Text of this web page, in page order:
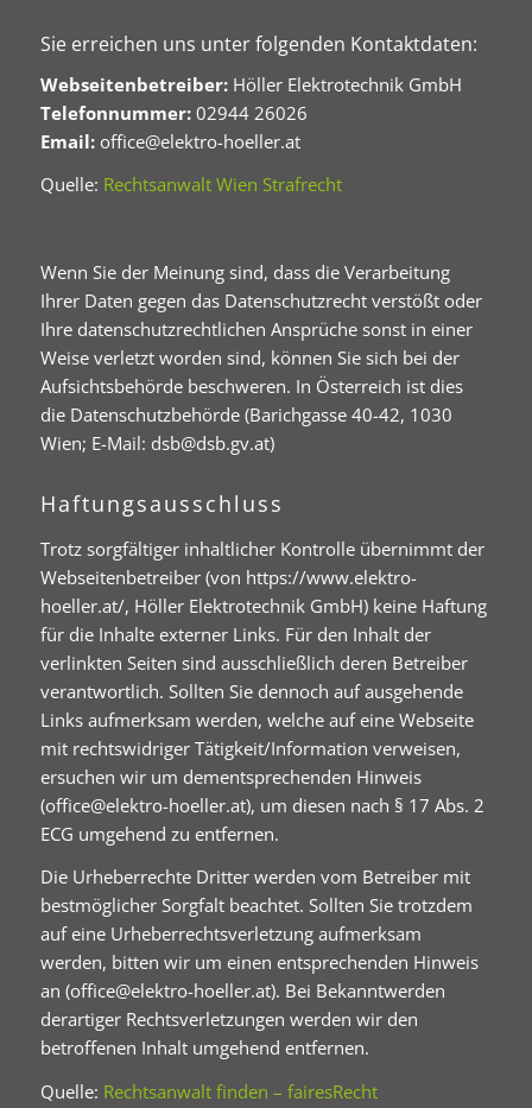
Sie erreichen uns unter folgenden Kontaktdaten:
Webseitenbetreiber:Höller Elektrotechnik GmbH
Telefonnummer:02944 26026
Email:office@elektro-hoeller.at
Quelle: Rechtsanwalt Wien Strafrecht
Wenn Sie der Meinung sind, dass die Verarbeitung
Ihrer Daten gegen das Datenschutzrecht verstößt oder
Ihre datenschutzrechtlichen Ansprüche sonst in einer
Weise verletzt worden sind, können Sie sich bei der
Aufsichtsbehörde beschweren. In Österreich ist dies
die Datenschutzbehörde (Barichgasse 40-42, 1030
Wien; E-Mail: dsb@dsb.gv.at)
Haftungsausschluss
Trotz sorgfältiger inhaltlicher Kontrolle übernimmt der
Webseitenbetreiber (von https://www.elektro-
hoeller.at/, Höller Elektrotechnik GmbH) keine Haftung
für die Inhalte externer Links. Für den Inhalt der
verlinkten Seiten sind ausschließlich deren Betreiber
verantwortlich. Sollten Sie dennoch auf ausgehende
Links aufmerksam werden, welche auf eine Webseite
mit rechtswidriger Tätigkeit/Information verweisen,
ersuchen wir um dementsprechenden Hinweis
(office@elektro-hoeller.at), um diesen nach § 17 Abs. 2
ECG umgehend zu entfernen.
Die Urheberrechte Dritter werden vom Betreiber mit
bestmöglicher Sorgfalt beachtet. Sollten Sie trotzdem
auf eine Urheberrechtsverletzung aufmerksam
werden, bitten wir um einen entsprechenden Hinweis
an (office@elektro-hoeller.at). Bei Bekanntwerden
derartiger Rechtsverletzungen werden wir den
betroffenen Inhalt umgehend entfernen.
Quelle: Rechtsanwalt finden – fairesRecht